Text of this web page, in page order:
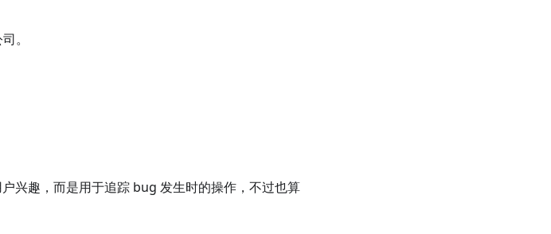
。
兴趣，而是用于追踪 bug 发生时的操作，不过也算